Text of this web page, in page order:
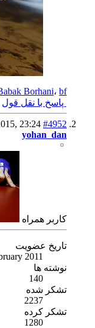
Borhani، bf
پاسخ با نقل قول
23:24 #4952
yohan_dan
كاربر همراه
تاریخ عضویت
2011
نوشته ها
140
تشکر شده
2237
تشکر کرده
1280